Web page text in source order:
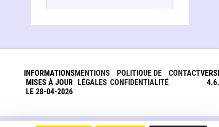
INFORMATIONS
MISES À JOUR
LE 28-04-2026
MENTIONS
LÉGALES
POLITIQUE DE
CONFIDENTIALITÉ
CONTACT